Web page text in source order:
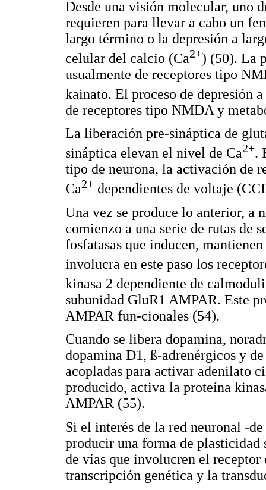
Desde una visión molecular, uno
requieren para llevar a cabo un
largo término o la depresión a
celular del calcio (Ca2+) (50). La
usualmente de receptores tipo
kainato. El proceso de depresión
de receptores tipo NMDA y
La liberación pre-sináptica de
sináptica elevan el nivel de Ca2+.
tipo de neurona, la activación de
Ca2+ dependientes de voltaje
Una vez se produce lo anterior, a
comienzo a una serie de rutas de
fosfatasas que inducen,
involucra en este paso los
kinasa 2 dependiente de
subunidad GluR1 AMPAR. Este
AMPAR fun-cionales (54).
Cuando se libera dopamina,
dopamina D1, ß-adrenérgicos y
acopladas para activar adenilato
producido, activa la proteína
AMPAR (55).
Si el interés de la red neuronal -
producir una forma de plasticidad
de vías que involucren el
transcripción genética y la